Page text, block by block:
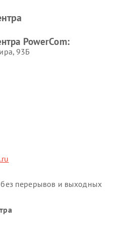
PowerCom:
93Б
перерывов и выходных